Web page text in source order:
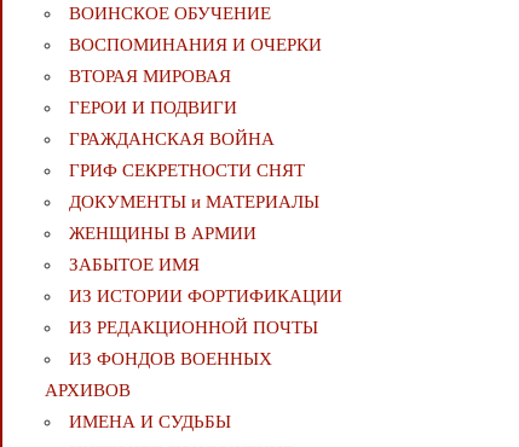
ВОИНСКОЕ ОБУЧЕНИЕ
ВОСПОМИНАНИЯ И ОЧЕРКИ
ВТОРАЯ МИРОВАЯ
ГЕРОИ И ПОДВИГИ
ГРАЖДАНСКАЯ ВОЙНА
ГРИФ СЕКРЕТНОСТИ СНЯТ
ДОКУМЕНТЫ и МАТЕРИАЛЫ
ЖЕНЩИНЫ В АРМИИ
ЗАБЫТОЕ ИМЯ
ИЗ ИСТОРИИ ФОРТИФИКАЦИИ
ИЗ РЕДАКЦИОННОЙ ПОЧТЫ
ИЗ ФОНДОВ ВОЕННЫХ
АРХИВОВ
ИМЕНА И СУДЬБЫ